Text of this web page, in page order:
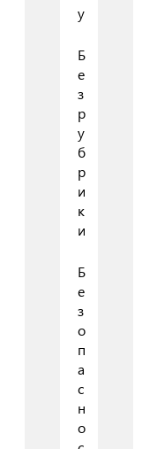
у
Б
е
з
р
у
б
р
и
к
и
Б
е
з
о
п
а
с
н
о